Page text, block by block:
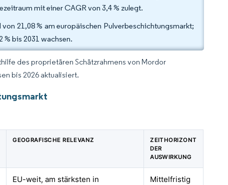
mit einer CAGR von 3,4 % zulegt.
21,08 % am europäischen Pulverbeschichtungsmarkt;
bis 2031 wachsen.
des proprietären Schätzrahmens von Mordor
bis 2026 aktualisiert.
GEOGRAFISCHE RELEVANZ
ZEITHORIZONT
DER
AUSWIRKUNG
EU-weit, am stärksten in
Mittelfristig